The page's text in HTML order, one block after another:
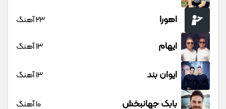
اهورا 23 آهنگ
ایهام 13 آهنگ
ایوان بند 13 آهنگ
بابک جهانبخش 10 آهنگ